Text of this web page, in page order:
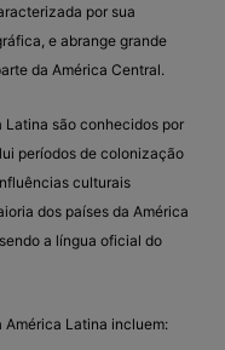
por sua
e abrange grande
da América Central.
Latina são conhecidos por
períodos de colonização
culturais
dos países da América
a língua oficial do
América Latina incluem: